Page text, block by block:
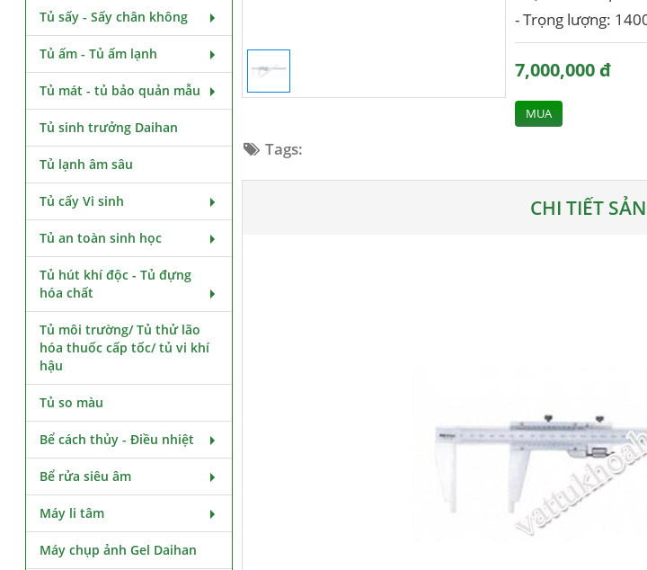
- Trọng lượng:
7,000,000 đ
MUA
Tags:
CHI TIẾT
Tủ sấy - Sấy chân không
Tủ ấm - Tủ ấm lạnh
Tủ mát - tủ bảo quản mẫu
Tủ sinh trưởng Daihan
Tủ lạnh âm sâu
Tủ cấy Vi sinh
Tủ an toàn sinh học
Tủ hút khí độc - Tủ đựng
hóa chất
Tủ môi trường/ Tủ thử lão
hóa thuốc cấp tốc/ tủ vi khí
hậu
Tủ so màu
Bể cách thủy - Điều nhiệt
Bể rửa siêu âm
Máy li tâm
Máy chụp ảnh Gel Daihan